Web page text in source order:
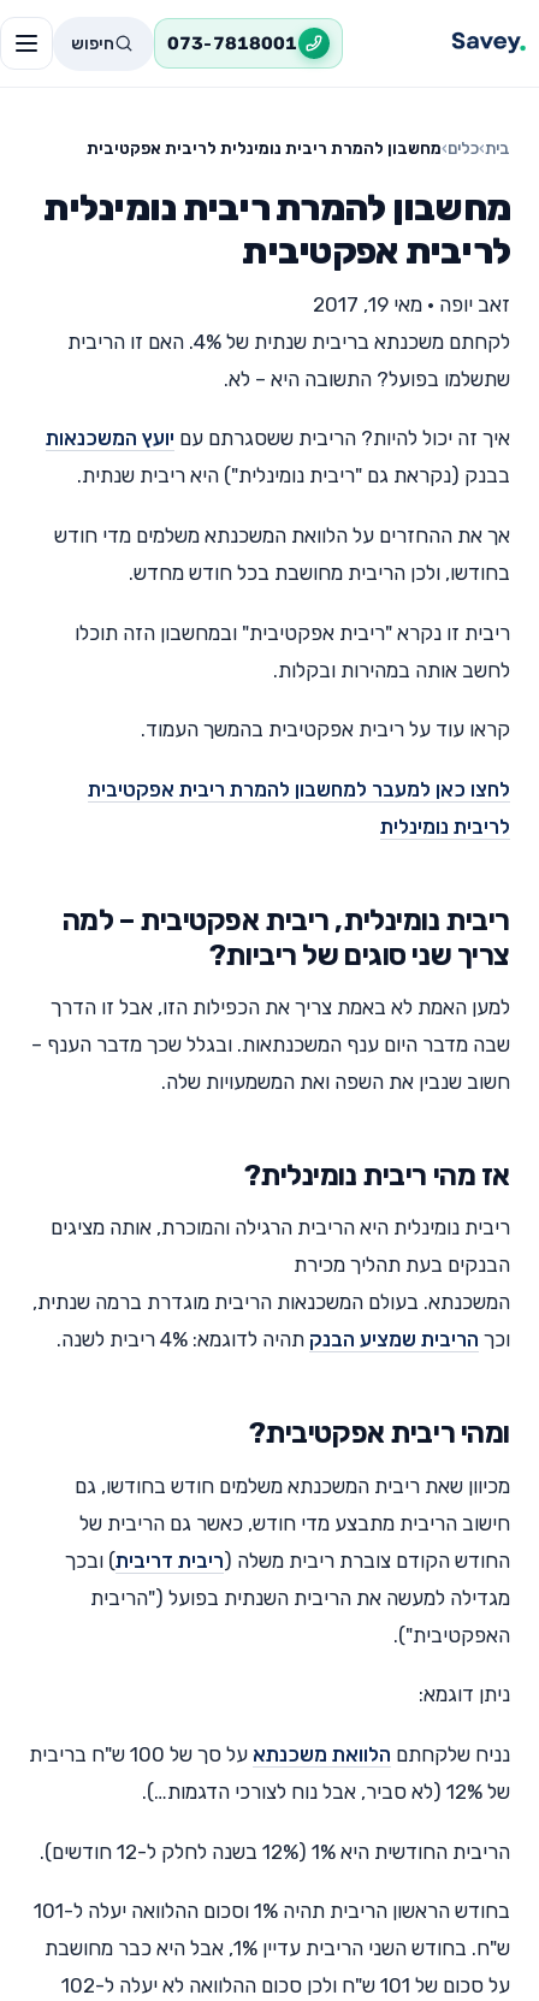
073-7818001 חיפוש
בית›כלים›מחשבון להמרת ריבית נומינלית לריבית אפקטיבית
מחשבון להמרת ריבית נומינלית
לריבית אפקטיבית
זאב יופה • מאי 19, 2017
לקחתם משכנתא בריבית שנתית של 4%. האם זו הריבית
שתשלמו בפועל? התשובה היא – לא.
איך זה יכול להיות? הריבית ששסגרתם עם יועץ המשכנאות
בבנק (נקראת גם "ריבית נומינלית") היא ריבית שנתית.
אך את ההחזרים על הלוואת המשכנתא משלמים מדי חודש
בחודשו, ולכן הריבית מחושבת בכל חודש מחדש.
ריבית זו נקרא "ריבית אפקטיבית" ובמחשבון הזה תוכלו
לחשב אותה במהירות ובקלות.
קראו עוד על ריבית אפקטיבית בהמשך העמוד.
לחצו כאן למעבר למחשבון להמרת ריבית אפקטיבית
לריבית נומינלית
ריבית נומינלית, ריבית אפקטיבית – למה
צריך שני סוגים של ריביות?
למען האמת לא באמת צריך את הכפילות הזו, אבל זו הדרך
שבה מדבר היום ענף המשכנתאות. ובגלל שכך מדבר הענף –
חשוב שנבין את השפה ואת המשמעויות שלה.
אז מהי ריבית נומינלית?
ריבית נומינלית היא הריבית הרגילה והמוכרת, אותה מציגים
הבנקים בעת תהליך מכירת
המשכנתא. בעולם המשכנאות הריבית מוגדרת ברמה שנתית,
וכך הריבית שמציע הבנק תהיה לדוגמא: 4% ריבית לשנה.
ומהי ריבית אפקטיבית?
מכיוון שאת ריבית המשכנתא משלמים חודש בחודשו, גם
חישוב הריבית מתבצע מדי חודש, כאשר גם הריבית של
החודש הקודם צוברת ריבית משלה (ריבית דריבית) ובכך
מגדילה למעשה את הריבית השנתית בפועל ("הריבית
האפקטיבית").
ניתן דוגמא:
נניח שלקחתם הלוואת משכנתא
על סך של 100 ש"ח בריבית
של 12% (לא סביר, אבל נוח לצורכי הדגמות…).
הריבית החודשית היא 1% (12% בשנה לחלק ל-12 חודשים).
בחודש הראשון הריבית תהיה 1% וסכום ההלוואה יעלה ל-101
ש"ח. בחודש השני הריבית עדיין 1%, אבל היא כבר מחושבת
על סכום של 101 ש"ח ולכן סכום ההלוואה לא יעלה ל-102